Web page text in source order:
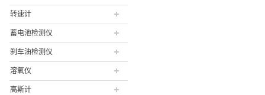
转速计
蓄电池检测仪
刹车油检测仪
溶氧仪
高斯计